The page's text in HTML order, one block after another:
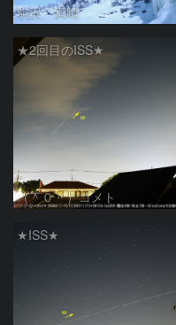
駒沢 満晴
★2回目のISS★
（＾０＾）コメト
★ISS★